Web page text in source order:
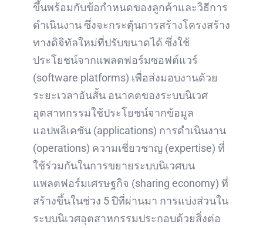
ขึ้นพร้อมกับข้อกำหนดของลูกค้าและวิธีการ
ดำเนินงาน ซึ่งจะกระตุ้นการสร้างโครงสร้าง
ทางดิจิทัลใหม่ที่ปรับขนาดได้ ซึ่งใช้
ประโยชน์จากแพลตฟอร์มซอฟต์แวร์
(software platforms) เพื่อส่งมอบงานด้วย
ระยะเวลาอันสั้น อนาคตของระบบนิเวศ
อุตสาหกรรมใช้ประโยชน์จากข้อมูล
แอปพลิเคชัน (applications) การดำเนินงาน
(operations) ความเชี่ยวชาญ (expertise) ที่
ใช้ร่วมกันในการขยายระบบนิเวศบน
แพลตฟอร์มเศรษฐกิจ (sharing economy) ที่
สร้างขึ้นในช่วง 5 ปีที่ผ่านมา การแบ่งส่วนใน
ระบบนิเวศอุตสาหกรรมประกอบด้วยสิ่งต่อ